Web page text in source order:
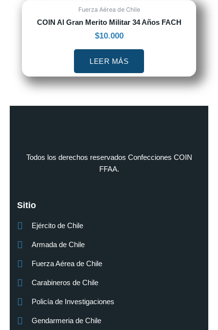
Fuerza Aérea de Chile
COIN Al Gran Merito Militar 34 Años FACH
$10.000
LEER MÁS
Todos los derechos reservados Confecciones COIN
FFAA.
Sitio
Ejército de Chile
Armada de Chile
Fuerza Aérea de Chile
Carabineros de Chile
Policía de Investigaciones
Gendarmeria de Chile